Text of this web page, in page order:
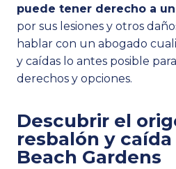
puede tener derecho a
por sus lesiones y otros
hablar con un abogado
y caídas lo antes posible
derechos y opciones.
Descubrir el
resbalón y
Beach Gardens